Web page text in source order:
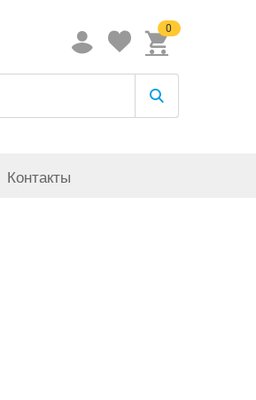
0
Контакты